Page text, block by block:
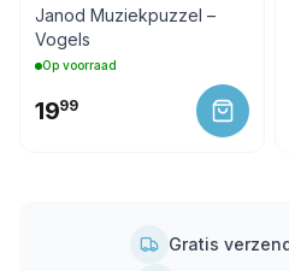
Janod Muziekpuzzel –
Vogels
Op voorraad
1999
Gratis